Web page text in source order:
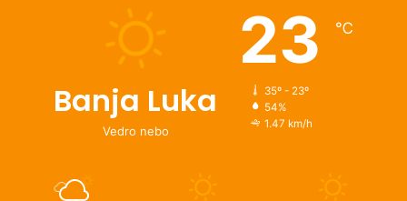
Banja Luka
Vedro nebo
23 ℃
35º - 23º
54%
1.47 km/h